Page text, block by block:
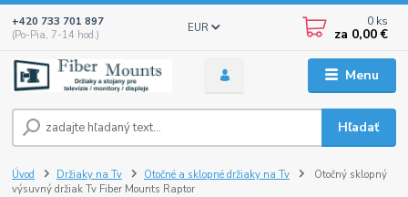
Menu
EUR
Hľadať
+420 733 701 897
(Po-Pia, 7-14 hod.)
0 ks
za 0,00 €
Úvod Držiaky na Tv Otočné a sklopné držiaky na Tv
Otočný sklopný
výsuvný držiak Tv Fiber Mounts Raptor